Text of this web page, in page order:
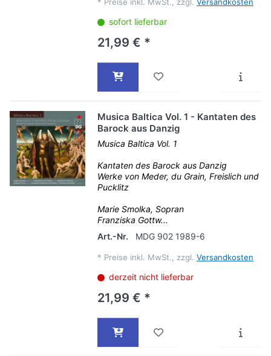
sofort lieferbar
21,99 € *
Musica Baltica Vol. 1 - Kantaten des
Barock aus Danzig
Musica Baltica Vol. 1
Kantaten des Barock aus Danzig
Werke von Meder, du Grain, Freislich und
Pucklitz
Marie Smolka, Sopran
Franziska Gottw...
Art.-Nr.
MDG 902 1989-6
* Preise inkl. MwSt., zzgl. Versandkosten
derzeit nicht lieferbar
21,99 € *